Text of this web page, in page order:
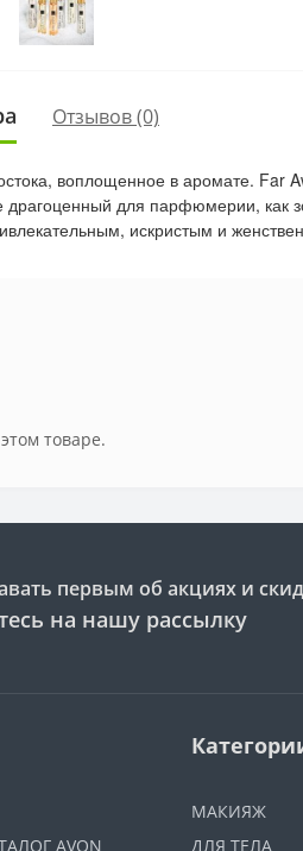
Отзывов (0)
воплощенное в аромате. Far
драгоценный для парфюмерии, как
искристым и
товаре.
первым об акциях и
на нашу рассылку
AVON
МАКИЯЖ
ДЛЯ ТЕЛА